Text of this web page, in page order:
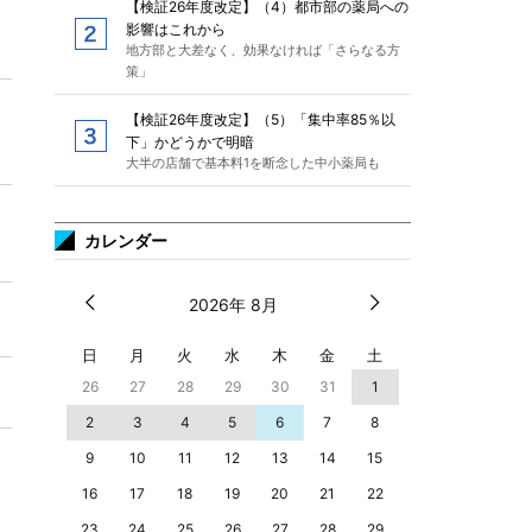
【検証26年度改定】（4）都市部の薬局への
影響はこれから
地方部と大差なく、効果なければ「さらなる方
策」
【検証26年度改定】（5）「集中率85％以
下」かどうかで明暗
大半の店舗で基本料1を断念した中小薬局も
カレンダー
2026年 8月
日 月 火 水 木 金 土
26 27 28 29 30 31
1
2
3 4 5 6 7
8
9
10 11 12 13 14
15
16
17 18 19 20 21
22